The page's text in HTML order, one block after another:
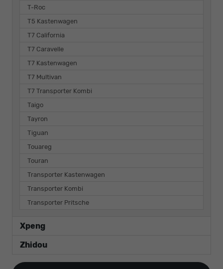
T-Roc
T5 Kastenwagen
T7 California
T7 Caravelle
T7 Kastenwagen
T7 Multivan
T7 Transporter Kombi
Taigo
Tayron
Tiguan
Touareg
Touran
Transporter Kastenwagen
Transporter Kombi
Transporter Pritsche
Xpeng
Zhidou